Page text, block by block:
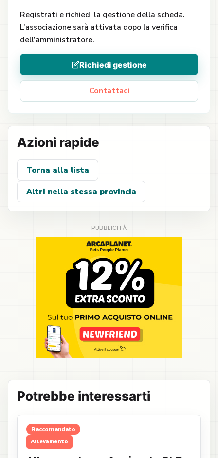
Registrati e richiedi la gestione della scheda.
L’associazione sarà attivata dopo la verifica
dell’amministratore.
Richiedi gestione
Contattaci
Azioni rapide
Torna alla lista
Altri nella stessa provincia
Potrebbe interessarti
Raccomandato
Allevamento